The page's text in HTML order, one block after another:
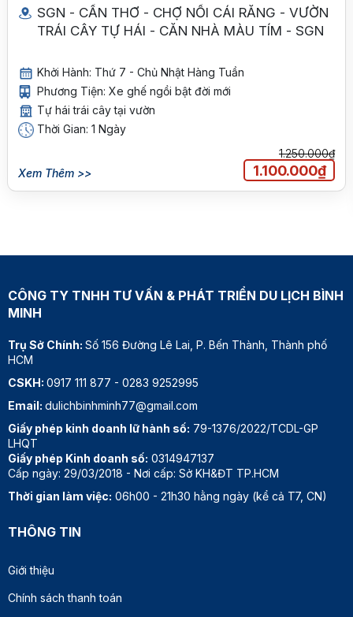
SGN - CẦN THƠ - CHỢ NỔI CÁI RĂNG - VƯỜN
TRÁI CÂY TỰ HÁI - CĂN NHÀ MÀU TÍM - SGN
Khởi Hành: Thứ 7 - Chủ Nhật Hàng Tuần
Phương Tiện: Xe ghế ngồi bật đời mới
Tự hái trái cây tại vườn
Thời Gian: 1 Ngày
Xem Thêm >>
1.250.000₫
1.100.000₫
CÔNG TY TNHH TƯ VẤN & PHÁT TRIỂN DU LỊCH BÌNH
MINH
Trụ Sở Chính: Số 156 Đường Lê Lai, P. Bến Thành, Thành phố
HCM
CSKH: 0917 111 877 - 0283 9252995
Email: dulichbinhminh77@gmail.com
Giấy phép kinh doanh lữ hành số: 79-1376/2022/TCDL-GP
LHQT
Giấy phép Kinh doanh số: 0314947137
Cấp ngày: 29/03/2018 - Nơi cấp: Sở KH&ĐT TP.HCM
Thời gian làm việc: 06h00 - 21h30 hằng ngày (kể cả T7, CN)
THÔNG TIN
Giới thiệu
Chính sách thanh toán